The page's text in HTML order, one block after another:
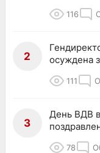
116
2
осуждена
111
3
День ВДВ
78